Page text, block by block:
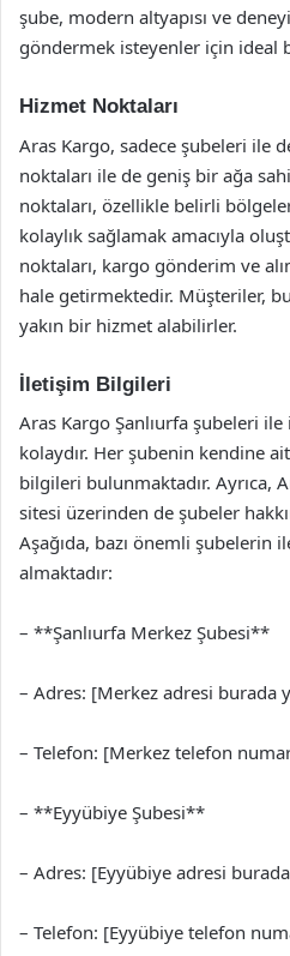
şube, modern altyapısı ve
göndermek isteyenler için ideal
Hizmet Noktaları
Aras Kargo, sadece şubeleri ile
noktaları ile de geniş bir ağa
noktaları, özellikle belirli
kolaylık sağlamak amacıyla
noktaları, kargo gönderim ve
hale getirmektedir. Müşteriler,
yakın bir hizmet alabilirler.
İletişim Bilgileri
Aras Kargo Şanlıurfa şubeleri
kolaydır. Her şubenin kendine
bilgileri bulunmaktadır. Ayrıca,
sitesi üzerinden de şubeler
Aşağıda, bazı önemli şubelerin
almaktadır:
– **Şanlıurfa Merkez Şubesi**
– Adres: [Merkez adresi burada
– Telefon: [Merkez telefon
– **Eyyübiye Şubesi**
– Adres: [Eyyübiye adresi
– Telefon: [Eyyübiye telefon